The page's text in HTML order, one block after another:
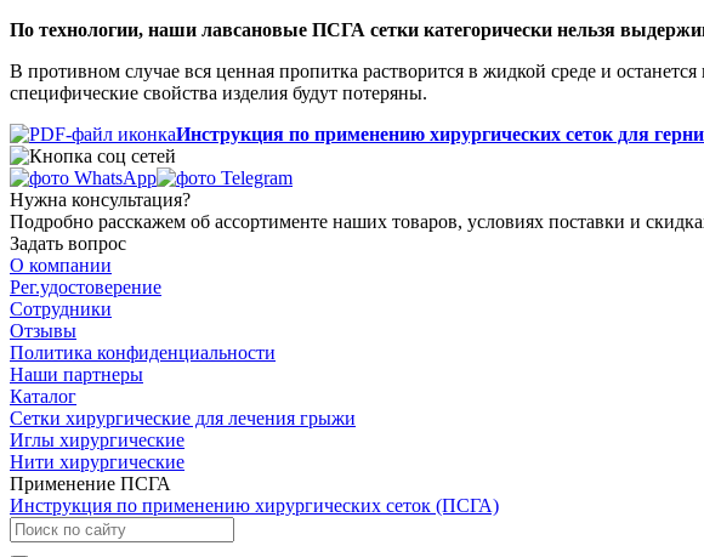
По технологии, наши лавсановые ПСГА сетки категорически нельзя
В противном случае вся ценная пропитка растворится в жидкой среде и
специфические свойства изделия будут потеряны.
Инструкция по применению хирургических сеток для
Нужна консультация?
Подробно расскажем об ассортименте наших товаров, условиях поставки и
Задать вопрос
О компании
Рег.удостоверение
Сотрудники
Отзывы
Политика конфиденциальности
Наши партнеры
Каталог
Сетки хирургические для лечения грыжи
Иглы хирургические
Нити хирургические
Применение ПСГА
Инструкция по применению хирургических сеток (ПСГА)